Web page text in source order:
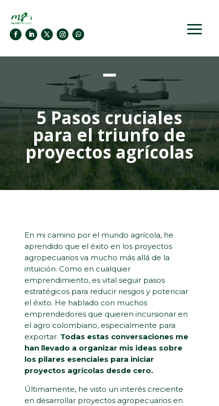
5 Pasos cruciales
para el triunfo de
proyectos agrícolas
En mi camino por el mundo agrícola, he
aprendido que el éxito en los proyectos
agropecuarios va mucho más allá de la
intuición. Como en cualquier
emprendimiento, es vital seguir pasos
estratégicos para reducir riesgos y potenciar
el éxito. He hablado con muchos
emprendedores que quieren incursionar en
el agro colombiano, especialmente para
exportar. Todas estas conversaciones me
han llevado a organizar mis ideas sobre
los pilares esenciales para iniciar
proyectos agrícolas desde cero.
Últimamente, he visto un interés creciente
en desarrollar proyectos agropecuarios en